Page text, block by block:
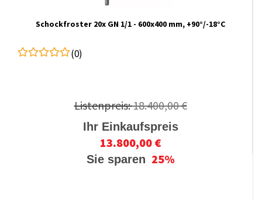
Schockfroster 20x GN 1/1 - 600x400 mm, +90°/-18°C
(0)
Listenpreis:18.400,00 €
Ihr Einkaufspreis
13.800,00 €
Sie sparen 25%